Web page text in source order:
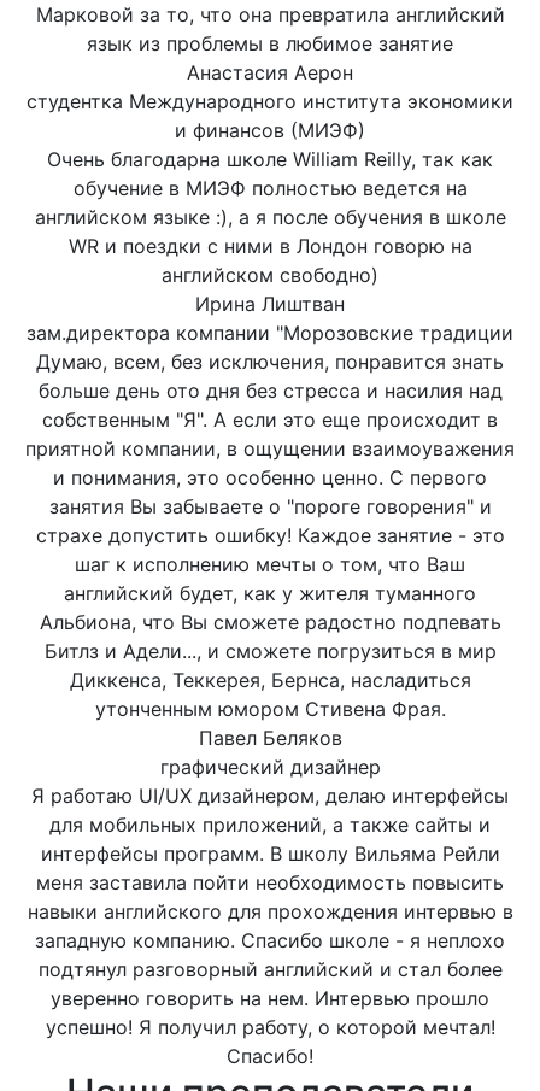
Марковой за то, что она превратила английский
язык из проблемы в любимое занятие
Анастасия Аерон
студентка Международного института экономики
и финансов (МИЭФ)
Очень благодарна школе William Reilly, так как
обучение в МИЭФ полностью ведется на
английском языке :), а я после обучения в школе
WR и поездки с ними в Лондон говорю на
английском свободно)
Ирина Лиштван
зам.директора компании "Морозовские традиции
Думаю, всем, без исключения, понравится знать
больше день ото дня без стресса и насилия над
собственным "Я". А если это еще происходит в
приятной компании, в ощущении взаимоуважения
и понимания, это особенно ценно. С первого
занятия Вы забываете о "пороге говорения" и
страхе допустить ошибку! Каждое занятие - это
шаг к исполнению мечты о том, что Ваш
английский будет, как у жителя туманного
Альбиона, что Вы сможете радостно подпевать
Битлз и Адели..., и сможете погрузиться в мир
Диккенса, Теккерея, Бернса, насладиться
утонченным юмором Стивена Фрая.
Павел Беляков
графический дизайнер
Я работаю UI/UX дизайнером, делаю интерфейсы
для мобильных приложений, а также сайты и
интерфейсы программ. В школу Вильяма Рейли
меня заставила пойти необходимость повысить
навыки английского для прохождения интервью в
западную компанию. Спасибо школе - я неплохо
подтянул разговорный английский и стал более
уверенно говорить на нем. Интервью прошло
успешно! Я получил работу, о которой мечтал!
Спасибо!